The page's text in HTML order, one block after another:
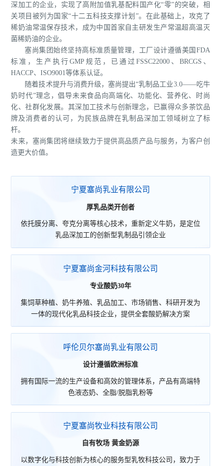
深加工的企业，实现了高附加值乳基配料国产化“零”的突破，相
关项目被列为国家“十二五科技支撑计划”。在此基础上，攻克了
稀奶油常温保存技术，成为中国首家自主研发生产常温超高温灭
菌稀奶油的企业。
塞尚集团始终坚持高标准质量管理，工厂设计遵循美国FDA
标准，生产执行GMP规范，已通过FSSC22000、BRCGS、
HACCP、ISO9001等体系认证。
随着技术提升与消费升级，塞尚提出“乳制品工业3.0——吃牛
奶时代”理念，倡导未来食品向高端化、功能化、营养化、时尚
化、社群化发展。其深加工技术与创新理念，已赢得众多茶饮品
牌及消费者的认可，为民族品牌在乳制品深加工领域树立了标
杆。
未来，塞尚集团将继续致力于提供高品质产品与服务，为客户创
造更大价值。
宁夏塞尚乳业有限公司
厚乳品类开创者
依托膜分离、夸克分离等核心技术，重新定义牛奶，是定位
乳品深加工的创新型乳制品引领企业
宁夏塞尚金河科技有限公司
专业酸奶30年
集饲草种植、奶牛养殖、乳品加工、市场销售、科研开发为
一体的现代化乳品科技企业，提供全套酸奶解决方案
呼伦贝尔塞尚乳业有限公司
设计遵循欧洲标准
拥有国际一流的生产设备和高效的管理体系，产品有高端特
色液态奶、全脂/脱脂乳粉等
宁夏塞尚牧业科技有限公司
自有牧场 黄金奶源
以数字化与科技创新为核心的服务型乳牧科技公司，致力于